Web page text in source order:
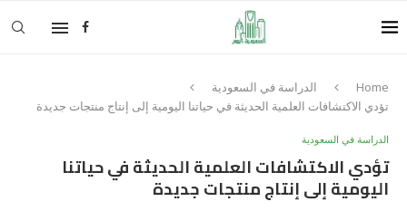
Home
الدراسة في السعودية
تؤدي الاكتشافات العلمية الحديثة في حياتنا اليومية إلى إنتاج منتجات جديدة
الدراسة في السعودية
تؤدي الاكتشافات العلمية الحديثة في حياتنا
اليومية إلى إنتاج منتجات جديدة